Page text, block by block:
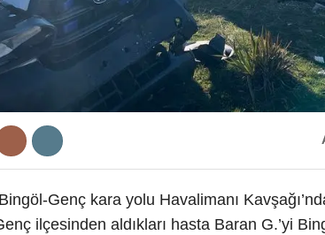
Genç kara yolu Havalimanı
ilçesinden aldıkları hasta Baran G.’yi